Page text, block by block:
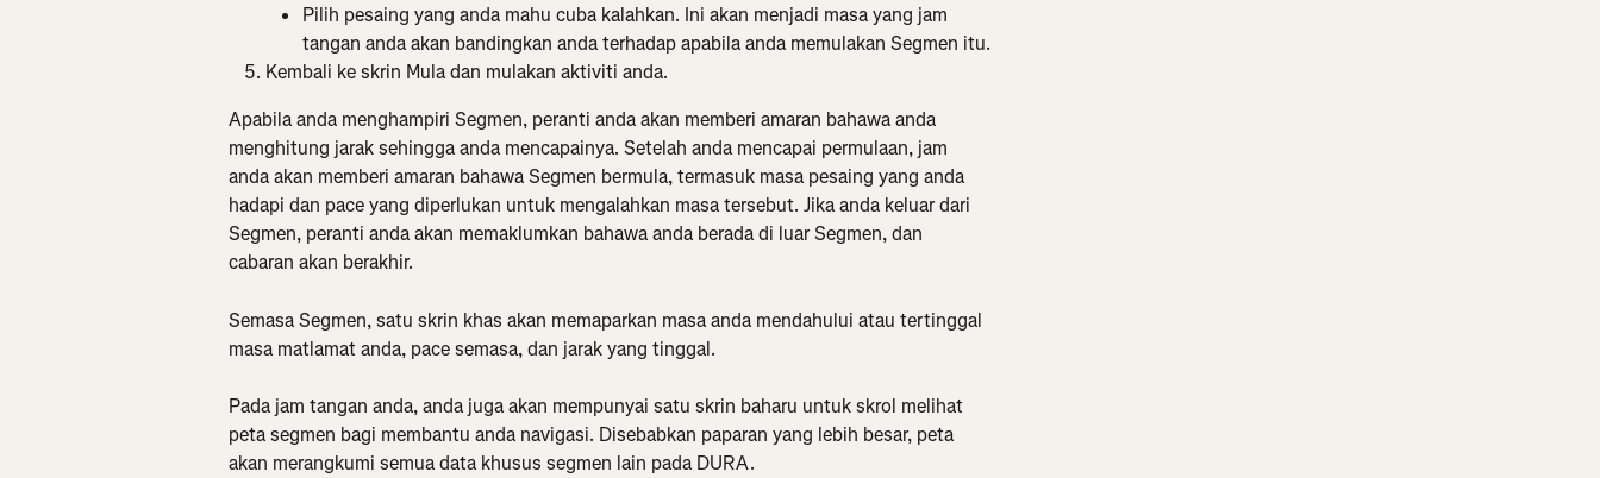
Pilih pesaing yang anda mahu cuba kalahkan. Ini akan menjadi masa yang jam
tangan anda akan bandingkan anda terhadap apabila anda memulakan Segmen itu.
Kembali ke skrin Mula dan mulakan aktiviti anda.
Apabila anda menghampiri Segmen, peranti anda akan memberi amaran bahawa anda
menghitung jarak sehingga anda mencapainya. Setelah anda mencapai permulaan, jam
anda akan memberi amaran bahawa Segmen bermula, termasuk masa pesaing yang anda
hadapi dan pace yang diperlukan untuk mengalahkan masa tersebut. Jika anda keluar dari
Segmen, peranti anda akan memaklumkan bahawa anda berada di luar Segmen, dan
cabaran akan berakhir.
Semasa Segmen, satu skrin khas akan memaparkan masa anda mendahului atau tertinggal
masa matlamat anda, pace semasa, dan jarak yang tinggal.
Pada jam tangan anda, anda juga akan mempunyai satu skrin baharu untuk skrol melihat
peta segmen bagi membantu anda navigasi. Disebabkan paparan yang lebih besar, peta
akan merangkumi semua data khusus segmen lain pada DURA.